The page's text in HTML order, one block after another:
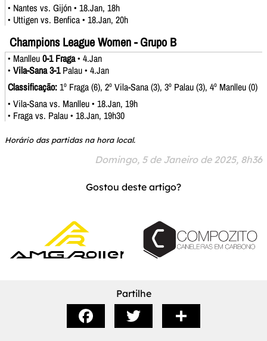
• Nantes vs. Gijón • 18.Jan, 18h
• Uttigen vs. Benfica • 18.Jan, 20h
Champions League Women - Grupo B
• Manlleu0-1 Fraga• 4.Jan
• Vila-Sana 3-1Palau • 4.Jan
Classificação:1º Fraga (6), 2º Vila-Sana (3), 3º Palau (3), 4º Manlleu (0)
• Vila-Sana vs. Manlleu • 18.Jan, 19h
• Fraga vs. Palau • 18.Jan, 19h30
Horário das partidas na hora local.
Domingo, 5 de Janeiro de 2025, 8h36
Gostou deste artigo?
Partilhe